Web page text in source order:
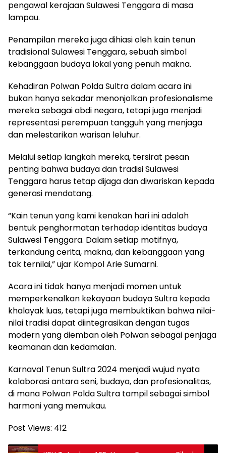
pengawal kerajaan Sulawesi Tenggara di masa
lampau.
Penampilan mereka juga dihiasi oleh kain tenun
tradisional Sulawesi Tenggara, sebuah simbol
kebanggaan budaya lokal yang penuh makna.
Kehadiran Polwan Polda Sultra dalam acara ini
bukan hanya sekadar menonjolkan profesionalisme
mereka sebagai abdi negara, tetapi juga menjadi
representasi perempuan tangguh yang menjaga
dan melestarikan warisan leluhur.
Melalui setiap langkah mereka, tersirat pesan
penting bahwa budaya dan tradisi Sulawesi
Tenggara harus tetap dijaga dan diwariskan kepada
generasi mendatang.
“Kain tenun yang kami kenakan hari ini adalah
bentuk penghormatan terhadap identitas budaya
Sulawesi Tenggara. Dalam setiap motifnya,
terkandung cerita, makna, dan kebanggaan yang
tak ternilai,” ujar Kompol Arie Sumarni.
Acara ini tidak hanya menjadi momen untuk
memperkenalkan kekayaan budaya Sultra kepada
khalayak luas, tetapi juga membuktikan bahwa nilai-
nilai tradisi dapat diintegrasikan dengan tugas
modern yang diemban oleh Polwan sebagai penjaga
keamanan dan kedamaian.
Karnaval Tenun Sultra 2024 menjadi wujud nyata
kolaborasi antara seni, budaya, dan profesionalitas,
di mana Polwan Polda Sultra tampil sebagai simbol
harmoni yang memukau.
Post Views: 412